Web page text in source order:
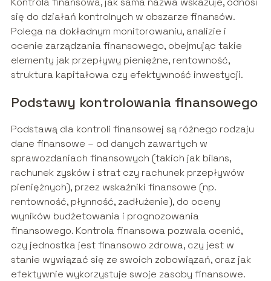
się do działań kontrolnych w obszarze finansów.
Polega na dokładnym monitorowaniu, analizie i
ocenie zarządzania finansowego, obejmując takie
elementy jak przepływy pieniężne, rentowność,
struktura kapitałowa czy efektywność inwestycji.
Podstawy kontrolowania finansowego
Podstawą dla kontroli finansowej są różnego rodzaju
dane finansowe – od danych zawartych w
sprawozdaniach finansowych (takich jak bilans,
rachunek zysków i strat czy rachunek przepływów
pieniężnych), przez wskaźniki finansowe (np.
rentowność, płynność, zadłużenie), do oceny
wyników budżetowania i prognozowania
finansowego. Kontrola finansowa pozwala ocenić,
czy jednostka jest finansowo zdrowa, czy jest w
stanie wywiązać się ze swoich zobowiązań, oraz jak
efektywnie wykorzystuje swoje zasoby finansowe.